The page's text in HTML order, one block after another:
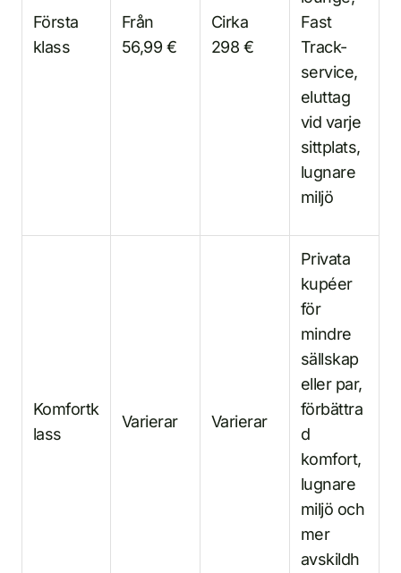
Första
klass
Från
56,99 €
Cirka
298 €
Fast
Track-
service,
eluttag
vid varje
sittplats,
lugnare
miljö
Komfortk
lass
Varierar Varierar
Privata
kupéer
för
mindre
sällskap
eller par,
förbättra
d
komfort,
lugnare
miljö och
mer
avskildh